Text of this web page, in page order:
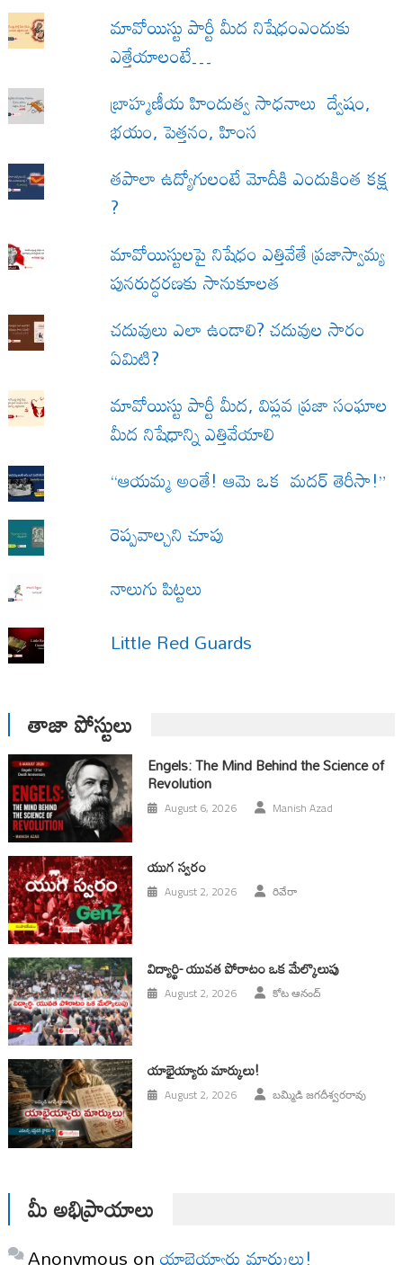
మావోయిస్టు పార్టీ మీద నిషేధంఎందుకు
ఎత్తేయాలంటే…
బ్రాహ్మణీయ హిందుత్వ సాధనాలు ద్వేషం,
భయం, పెత్తనం, హింస
త‌పాలా ఉద్యోగులంటే మోదీకి ఎందుకింత కక్ష
?
మావోయిస్టులపై నిషేధం ఎత్తివేతే ప్రజాస్వామ్య
పునరుద్ధరణకు సానుకూలత
చదువులు ఎలా ఉండాలి? చదువుల సారం
ఏమిటి?
మావోయిస్టు పార్టీ మీద, విప్లవ ప్రజా సంఘాల
మీద నిషేధాన్ని ఎత్తివేయాలి
“ఆయమ్మ అంతే! ఆమె ఒక మదర్ తెరీసా!”
రెప్పవాల్చని చూపు
నాలుగు పిట్టలు
Little Red Guards
తాజా పోస్టులు
Engels: The Mind Behind the Science of
Revolution
August 6, 2026 Manish Azad
యుగ స్వ‌రం
August 2, 2026 రివేరా
విద్యార్థి- యువత పోరాటం ఒక మేల్కొలుపు
August 2, 2026 కోట ఆనంద్
యాభైయ్యారు మార్కులు!
August 2, 2026 బమ్మిడి జగదీశ్వరరావు
మీ అభిప్రాయాలు
Anonymous onయాభైయ్యారు మార్కులు!